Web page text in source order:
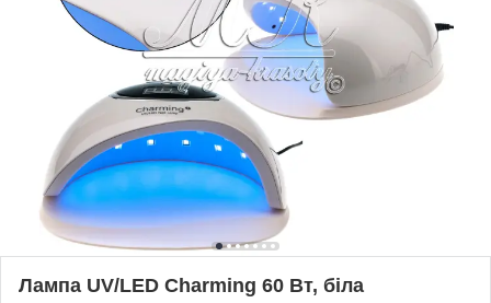
Лампа UV/LED Charming 60 Вт, біла